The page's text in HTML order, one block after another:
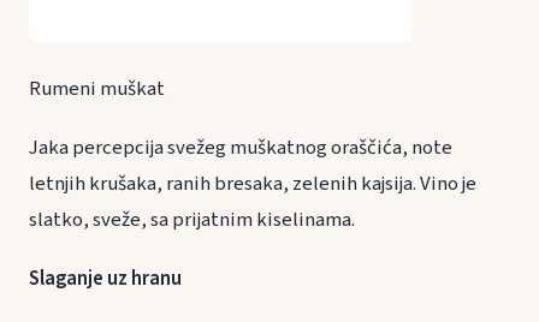
Rumeni muškat
Jaka percepcija svežeg muškatnog oraščića, note
letnjih krušaka, ranih bresaka, zelenih kajsija. Vino je
slatko, sveže, sa prijatnim kiselinama.
Slaganje uz hranu